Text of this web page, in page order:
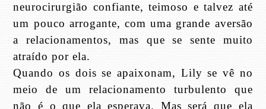
neurocirurgião confiante, teimoso e talvez até
um pouco arrogante, com uma grande aversão
a relacionamentos, mas que se sente muito
atraído por ela.
Quando os dois se apaixonam, Lily se vê no
meio de um relacionamento turbulento que
não é o que ela esperava. Mas será que ela